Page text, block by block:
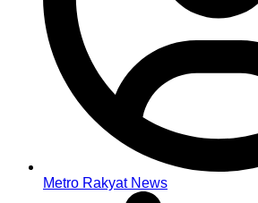
Metro Rakyat News